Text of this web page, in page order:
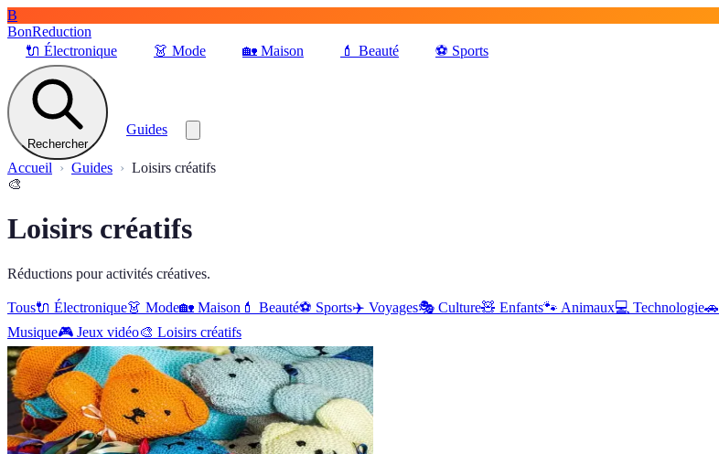
B
BonReduction
🔌 Électronique 👗 Mode 🏡 Maison 💄 Beauté ⚽️ Sports
Rechercher
Guides
Accueil Guides
Loisirs créatifs
🎨
Loisirs créatifs
Réductions pour activités créatives.
Tous🔌 Électronique👗 Mode🏡 Maison 💄 Beauté⚽️ Sports✈️ Voyages🎭 Culture🧸 Enfants🐾 Animaux💻 Technologie🚗
Musique🎮 Jeux vidéo🎨 Loisirs créatifs